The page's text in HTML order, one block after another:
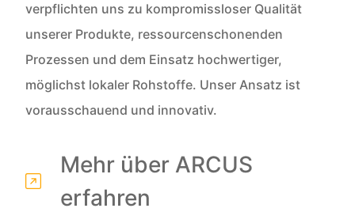
verpflichten uns zu kompromissloser Qualität
unserer Produkte, ressourcenschonenden
Prozessen und dem Einsatz hochwertiger,
möglichst lokaler Rohstoffe. Unser Ansatz ist
vorausschauend und innovativ.
Mehr über ARCUS
erfahren